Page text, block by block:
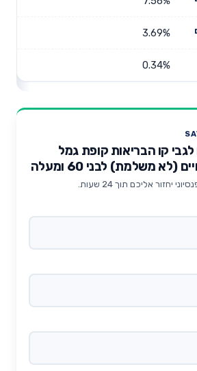
3.69%
0.34%
לגבי קו הבריאות קופת גמל
(לא משלמת) לבני 60 ומעלה
יחזור אליכם תוך 24 שעות.